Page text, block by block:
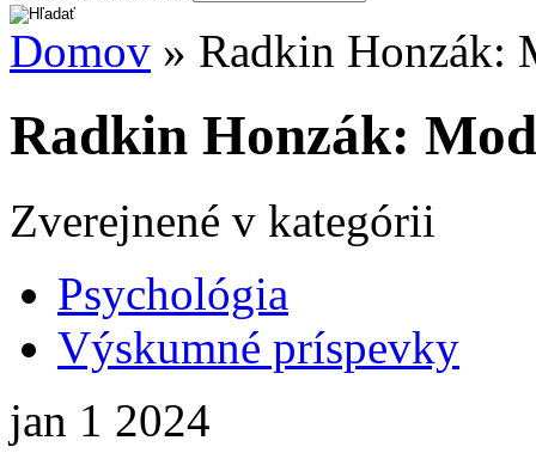
Domov » Radkin Honzák:
Radkin Honzák:
Zverejnené v kategórii
Psychológia
Výskumné príspevky
jan 1 2024